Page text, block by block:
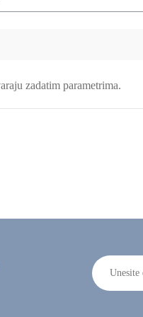
zadatim parametrima.